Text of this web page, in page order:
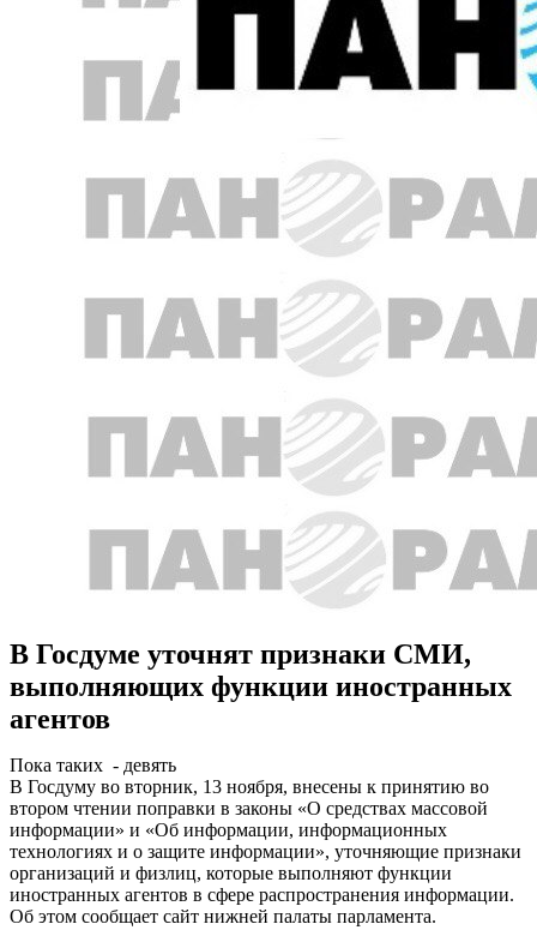
В Госдуме уточнят признаки СМИ,
выполняющих функции иностранных
агентов
Пока таких - девять
В Госдуму во вторник, 13 ноября, внесены к принятию во
втором чтении поправки в законы «О средствах массовой
информации» и «Об информации, информационных
технологиях и о защите информации», уточняющие признаки
организаций и физлиц, которые выполняют функции
иностранных агентов в сфере распространения информации.
Об этом сообщает сайт нижней палаты парламента.